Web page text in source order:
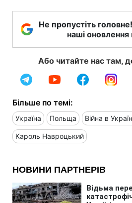
Не пропустіть
наші оновлення
Або читайте нас там,
Більше по темі:
Україна Польща Війна в
Кароль Навроцький